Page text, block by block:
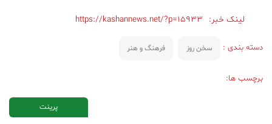
لینک خبر: https://kashannews.net/?p=15933
دسته بندی : سخن روز فرهنگ و هنر
برچسب ها:
پرینت